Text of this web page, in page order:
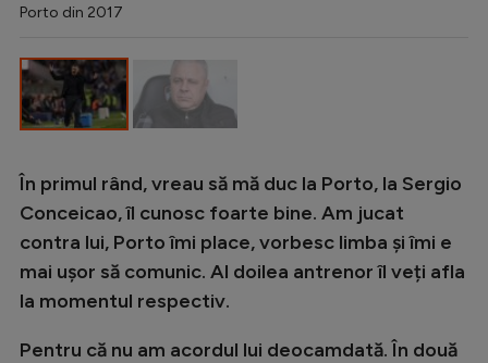
Porto din 2017
În primul rând, vreau să mă duc la Porto, la Sergio
Conceicao, îl cunosc foarte bine. Am jucat
contra lui, Porto îmi place, vorbesc limba și îmi e
mai ușor să comunic. Al doilea antrenor îl veți afla
la momentul respectiv.
Pentru că nu am acordul lui deocamdată. În două